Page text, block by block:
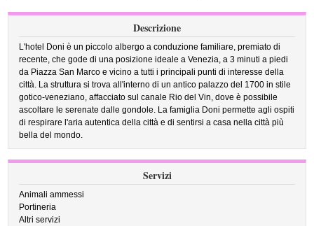
Descrizione
L'hotel Doni è un piccolo albergo a conduzione familiare, premiato di
recente, che gode di una posizione ideale a Venezia, a 3 minuti a piedi
da Piazza San Marco e vicino a tutti i principali punti di interesse della
città. La struttura si trova all'interno di un antico palazzo del 1700 in stile
gotico-veneziano, affacciato sul canale Rio del Vin, dove è possibile
ascoltare le serenate dalle gondole. La famiglia Doni permette agli ospiti
di respirare l'aria autentica della città e di sentirsi a casa nella città più
bella del mondo.
Servizi
Animali ammessi
Portineria
Altri servizi